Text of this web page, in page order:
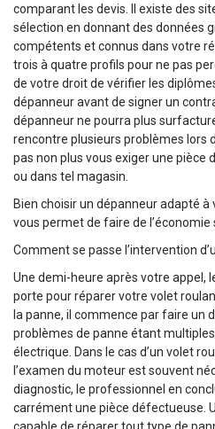
comparant les devis. Il existe des
sélection en donnant des données
compétents et connus dans votre
trois à quatre profils pour ne pas
de votre droit de vérifier les
dépanneur avant de signer un
dépanneur ne pourra plus
rencontre plusieurs problèmes lors
pas non plus vous exiger une pièce
ou dans tel magasin.
Bien choisir un dépanneur adapté
vous permet de faire de
Comment se passe l’intervention
Une demi-heure après votre appel,
porte pour réparer votre volet
la panne, il commence par faire un
problèmes de panne étant
électrique. Dans le cas d’un volet
l’examen du moteur est souvent
diagnostic, le professionnel en
carrément une pièce défectueuse.
capable de réparer tout type de